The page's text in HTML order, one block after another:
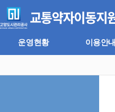
뉴
바
기
바
로
운영현황 이용안내